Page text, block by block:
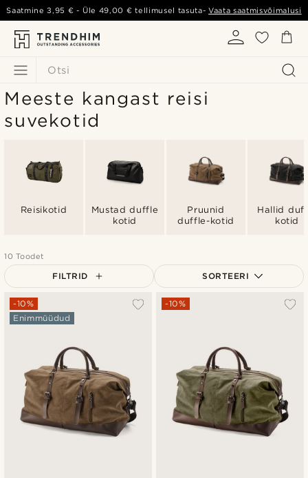
Otsi
Saatmine3,95 € - Üle 49,00 € tellimusel tasuta-Vaata saatmisvõimalusi
Meeste kangast reisi
suvekotid
Reisikotid
Mustad duffle
kotid
Pruunid
duffle-kotid
Hallid
kotid
10 Toodet
FILTRID SORTEERI
Populaarsed
Kõrgeim hind
-10%
Enimmüüdud
-10%